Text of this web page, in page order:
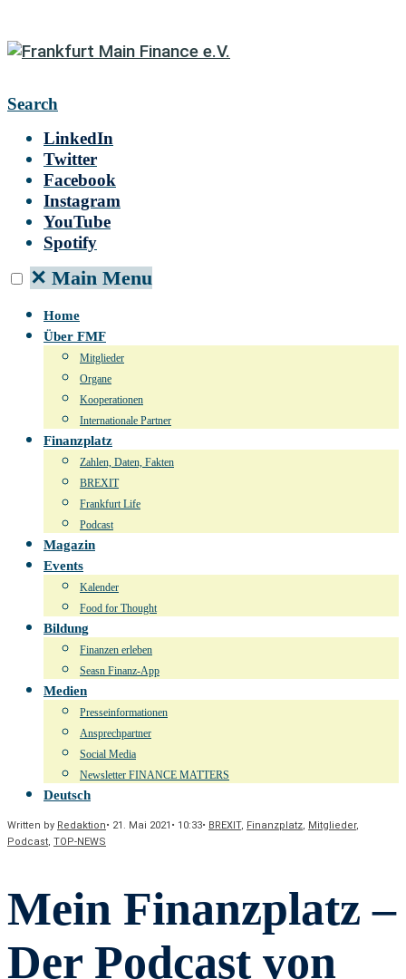
Search
LinkedIn
Twitter
Facebook
Instagram
YouTube
Spotify
✕ Main Menu
Home
Über FMF
Mitglieder
Organe
Kooperationen
Internationale Partner
Finanzplatz
Zahlen, Daten, Fakten
BREXIT
Frankfurt Life
Podcast
Magazin
Events
Kalender
Food for Thought
Bildung
Finanzen erleben
Seasn Finanz-App
Medien
Presseinformationen
Ansprechpartner
Social Media
Newsletter FINANCE MATTERS
Deutsch
Written by Redaktion• 21. Mai 2021 • 10:33• BREXIT, Finanzplatz, Mitglieder,
Podcast, TOP-NEWS
Mein Finanzplatz –
Der Podcast von